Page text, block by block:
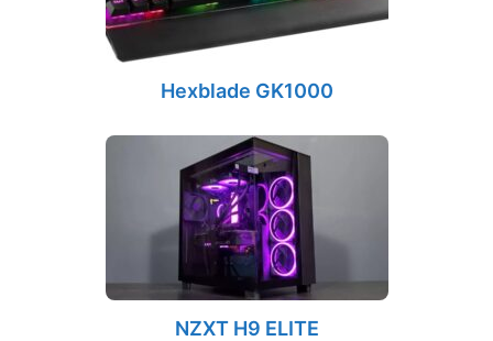
Hexblade GK1000
NZXT H9 ELITE